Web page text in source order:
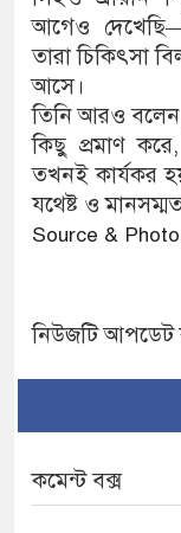
আগেও
তারা চিকিৎসা
আসে।
তিনি আরও বলেন,
কিছু প্রমাণ করে,
তখনই কার্যকর
যথেষ্ট ও
Source &
নিউজটি
কমেন্ট বক্স